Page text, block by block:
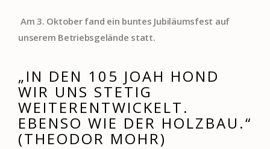
Am 3. Oktober fand ein buntes Jubiläumsfest auf
unserem Betriebsgelände statt.
„IN DEN 105 JOAH HOND
WIR UNS STETIG
WEITERENTWICKELT.
EBENSO WIE DER HOLZBAU.“
(THEODOR MOHR)